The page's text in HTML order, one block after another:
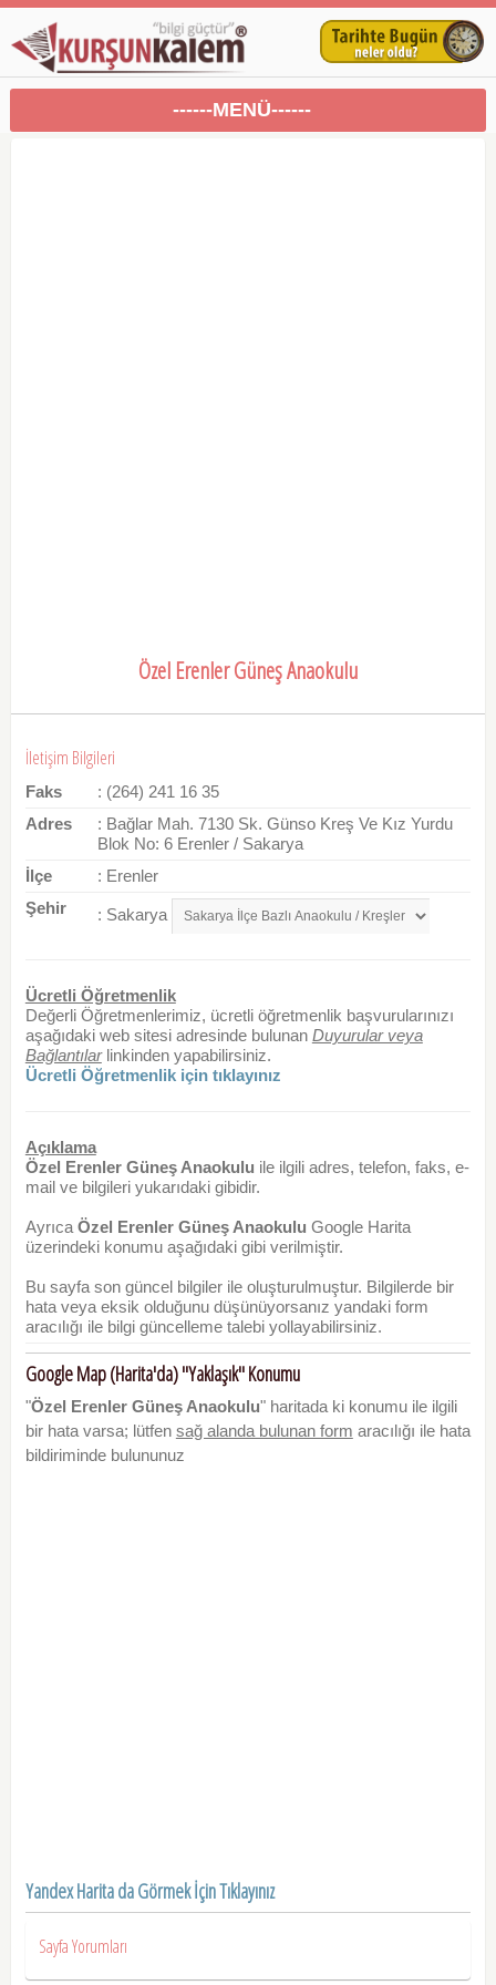
------MENÜ------
Özel Erenler Güneş Anaokulu
İletişim Bilgileri
Faks
: (264) 241 16 35
Adres
: Bağlar Mah. 7130 Sk. Günso Kreş Ve Kız Yurdu
Blok No: 6 Erenler / Sakarya
İlçe
: Erenler
Şehir
: Sakarya
Ücretli Öğretmenlik
Değerli Öğretmenlerimiz, ücretli öğretmenlik başvurularınızı
aşağıdaki web sitesi adresinde bulunan Duyurular veya
Bağlantılarlinkinden yapabilirsiniz.
Ücretli Öğretmenlik için tıklayınız
Açıklama
Özel Erenler Güneş Anaokulu ile ilgili adres, telefon, faks, e-
mail ve bilgileri yukarıdaki gibidir.
AyrıcaÖzel Erenler Güneş Anaokulu Google Harita
üzerindeki konumu aşağıdaki gibi verilmiştir.
Bu sayfa son güncel bilgiler ile oluşturulmuştur. Bilgilerde bir
hata veya eksik olduğunu düşünüyorsanız yandaki form
aracılığı ile bilgi güncelleme talebi yollayabilirsiniz.
Google Map (Harita'da) "Yaklaşık" Konumu
"Özel Erenler Güneş Anaokulu" haritada ki konumu ile ilgili
bir hata varsa; lütfen sağ alanda bulunan form aracılığı ile hata
bildiriminde bulununuz
Yandex Harita da Görmek İçin Tıklayınız
Sayfa Yorumları